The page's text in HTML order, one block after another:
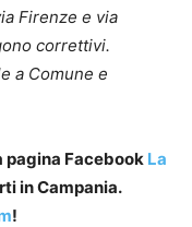
Firenze e via
correttivi.
a Comune e
pagina Facebook La
in Campania.
!